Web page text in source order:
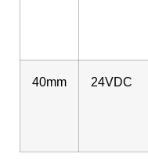
40mm 24VDC